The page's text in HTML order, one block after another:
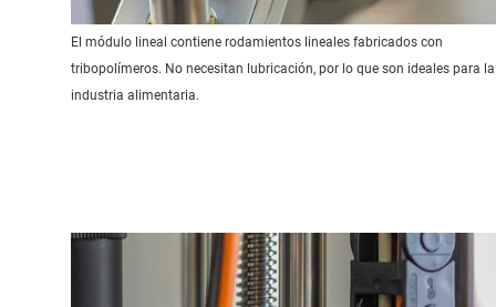
El módulo lineal contiene rodamientos lineales fabricados con
tribopolímeros. No necesitan lubricación, por lo que son ideales para la
industria alimentaria.